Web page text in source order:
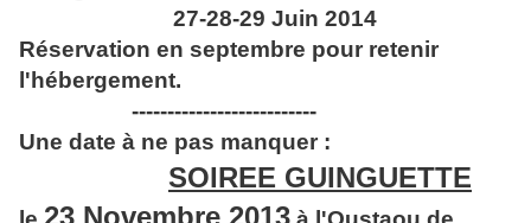
27-28-29 Juin 2014
Réservation en septembre pour retenir
l'hébergement.
--------------------------
Une date à ne pas manquer :
SOIREE GUINGUETTE